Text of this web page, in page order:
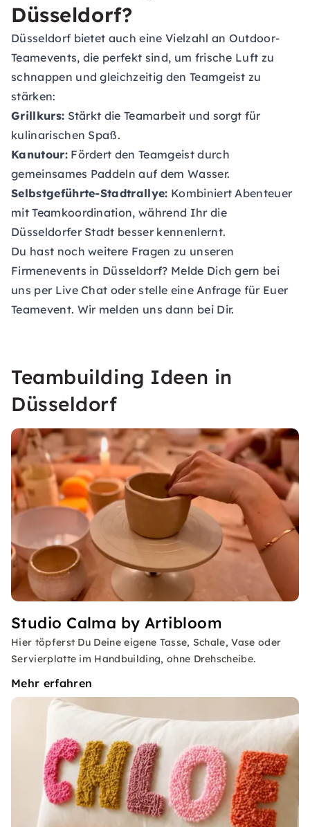
Düsseldorf?
Düsseldorf bietet auch eine Vielzahl an Outdoor-
Teamevents, die perfekt sind, um frische Luft zu
schnappen und gleichzeitig den Teamgeist zu
stärken:
Grillkurs: Stärkt die Teamarbeit und sorgt für
kulinarischen Spaß.
Kanutour:Fördert den Teamgeist durch
gemeinsames Paddeln auf dem Wasser.
Selbstgeführte-Stadtrallye: Kombiniert Abenteuer
mit Teamkoordination, während Ihr die
Düsseldorfer Stadt besser kennenlernt.
Du hast noch weitere Fragen zu unseren
Firmenevents in Düsseldorf? Melde Dich gern bei
uns per Live Chat oder stelle eineAnfrage für Euer
Teamevent. Wir melden uns dann bei Dir.
Teambuilding Ideen in
Düsseldorf
Studio Calma by Artibloom
Hier töpferst Du Deine eigene Tasse, Schale, Vase oder
Servierplatte im Handbuilding, ohne Drehscheibe.
Mehr erfahren